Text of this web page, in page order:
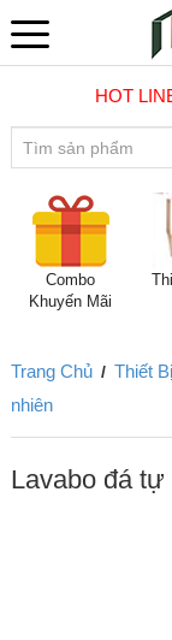
HOT
Combo
Khuyến Mãi
Trang Chủ / Thiết
nhiên
Lavabo đá